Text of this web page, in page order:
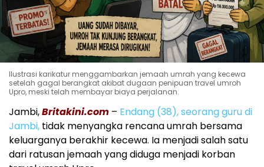
Ilustrasi karikatur menggambarkan jemaah umrah yang kecewa
setelah gagal berangkat akibat dugaan penipuan travel umroh
Upro, meski telah membayar biaya perjalanan.
Jambi,Britakini.com – Endang (38), seorang guru di
Jambi, tidak menyangka rencana umrah bersama
keluarganya berakhir kecewa. Ia menjadi salah satu
dari ratusan jemaah yang diduga menjadi korban